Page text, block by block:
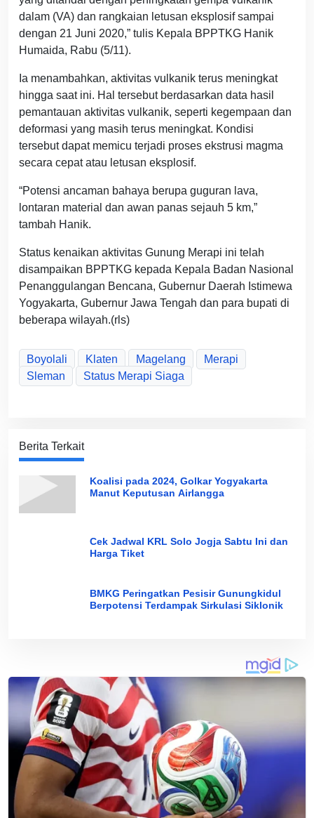
dalam (VA) dan rangkaian letusan eksplosif sampai
dengan 21 Juni 2020,” tulis Kepala BPPTKG Hanik
Humaida, Rabu (5/11).
Ia menambahkan, aktivitas vulkanik terus meningkat
hingga saat ini. Hal tersebut berdasarkan data hasil
pemantauan aktivitas vulkanik, seperti kegempaan dan
deformasi yang masih terus meningkat. Kondisi
tersebut dapat memicu terjadi proses ekstrusi magma
secara cepat atau letusan eksplosif.
“Potensi ancaman bahaya berupa guguran lava,
lontaran material dan awan panas sejauh 5 km,”
tambah Hanik.
Status kenaikan aktivitas Gunung Merapi ini telah
disampaikan BPPTKG kepada Kepala Badan Nasional
Penanggulangan Bencana, Gubernur Daerah Istimewa
Yogyakarta, Gubernur Jawa Tengah dan para bupati di
beberapa wilayah.(rls)
Boyolali Klaten Magelang
Merapi
Sleman
Status Merapi Siaga
Berita Terkait
Koalisi pada 2024, Golkar Yogyakarta
Manut Keputusan Airlangga
Cek Jadwal KRL Solo Jogja Sabtu Ini dan
Harga Tiket
BMKG Peringatkan Pesisir Gunungkidul
Berpotensi Terdampak Sirkulasi Siklonik